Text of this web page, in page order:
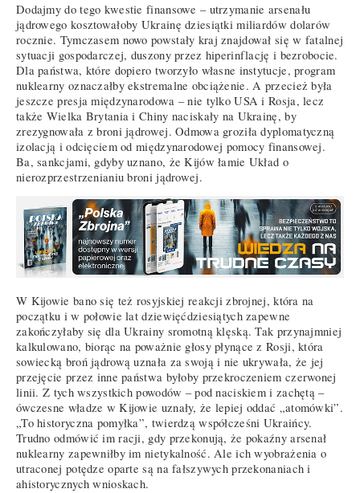
Dodajmy do tego kwestie finansowe – utrzymanie arsenału
jądrowego kosztowałoby Ukrainę dziesiątki miliardów dolarów
rocznie. Tymczasem nowo powstały kraj znajdował się w fatalnej
sytuacji gospodarczej, duszony przez hiperinflację i bezrobocie.
Dla państwa, które dopiero tworzyło własne instytucje, program
nuklearny oznaczałby ekstremalne obciążenie. A przecież była
jeszcze presja międzynarodowa – nie tylko USA i Rosja, lecz
także Wielka Brytania i Chiny naciskały na Ukrainę, by
zrezygnowała z broni jądrowej. Odmowa groziła dyplomatyczną
izolacją i odcięciem od międzynarodowej pomocy finansowej.
Ba, sankcjami, gdyby uznano, że Kijów łamie Układ o
nierozprzestrzenianiu broni jądrowej.
W Kijowie bano się też rosyjskiej reakcji zbrojnej, która na
początku i w połowie lat dziewięćdziesiątych zapewne
zakończyłaby się dla Ukrainy sromotną klęską. Tak przynajmniej
kalkulowano, biorąc na poważnie głosy płynące z Rosji, która
sowiecką broń jądrową uznała za swoją i nie ukrywała, że jej
przejęcie przez inne państwa byłoby przekroczeniem czerwonej
linii. Z tych wszystkich powodów – pod naciskiem i zachętą –
ówczesne władze w Kijowie uznały, że lepiej oddać „atomówki”.
„To historyczna pomyłka”, twierdzą współcześni Ukraińcy.
Trudno odmówić im racji, gdy przekonują, że pokaźny arsenał
nuklearny zapewniłby im nietykalność. Ale ich wyobrażenia o
utraconej potędze oparte są na fałszywych przekonaniach i
ahistorycznych wnioskach.